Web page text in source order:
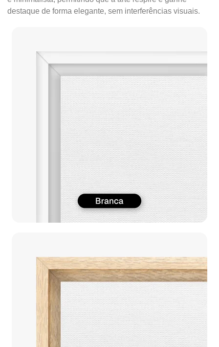
destaque de forma elegante, sem interferências visuais.